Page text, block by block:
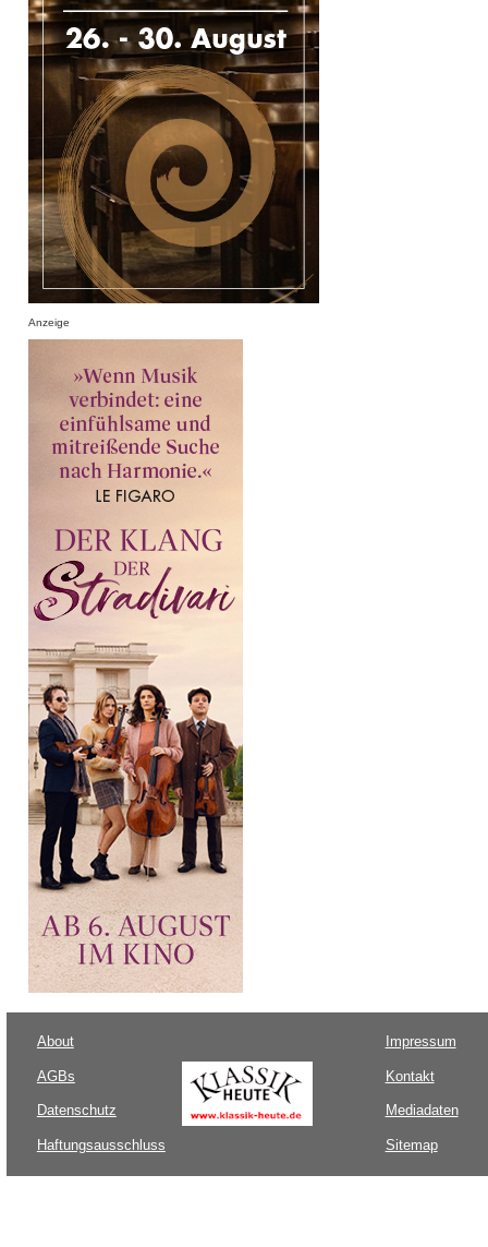
Anzeige
About
AGBs
Datenschutz
Haftungsausschluss
Impressum
Kontakt
Mediadaten
Sitemap